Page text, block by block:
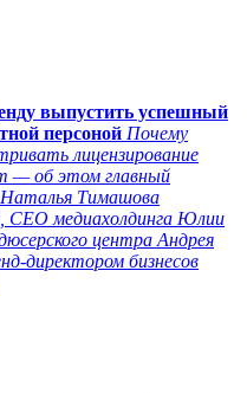
выпустить успешный
персоной Почему
лицензирование
— об этом главный
Наталья Тимашова
СЕО медиахолдинга Юлии
центра Андрея
директором бизнесов